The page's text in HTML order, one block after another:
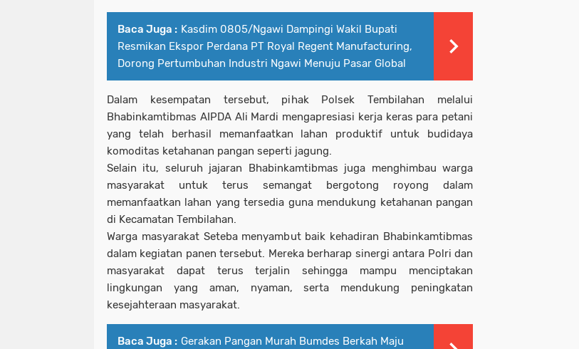
Baca Juga : Kasdim 0805/Ngawi Dampingi Wakil Bupati
Resmikan Ekspor Perdana PT Royal Regent Manufacturing,
Dorong Pertumbuhan Industri Ngawi Menuju Pasar Global
Dalam kesempatan tersebut, pihak Polsek Tembilahan melalui
Bhabinkamtibmas AIPDA Ali Mardi mengapresiasi kerja keras para petani
yang telah berhasil memanfaatkan lahan produktif untuk budidaya
komoditas ketahanan pangan seperti jagung.
Selain itu, seluruh jajaran Bhabinkamtibmas juga menghimbau warga
masyarakat untuk terus semangat bergotong royong dalam
memanfaatkan lahan yang tersedia guna mendukung ketahanan pangan
di Kecamatan Tembilahan.
Warga masyarakat Seteba menyambut baik kehadiran Bhabinkamtibmas
dalam kegiatan panen tersebut. Mereka berharap sinergi antara Polri dan
masyarakat dapat terus terjalin sehingga mampu menciptakan
lingkungan yang aman, nyaman, serta mendukung peningkatan
kesejahteraan masyarakat.
Baca Juga : Gerakan Pangan Murah Bumdes Berkah Maju